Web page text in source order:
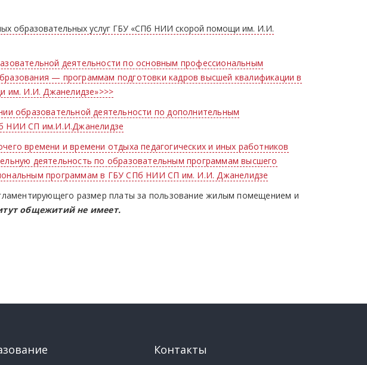
образовательных услуг ГБУ «СПб НИИ скорой помощи им. И.И.
деятельности по основным профессиональным
— программам подготовки кадров высшей квалификации в
им. И.И. Джанелидзе»>>>
образовательной деятельности по дополнительным
НИИ СП им.И.И.Джанелидзе
времени и времени отдыха педагогических и иных работников
деятельность по образовательным программам высшего
программам в ГБУ СПб НИИ СП им. И.И. Джанелидзе
размер платы за пользование жилым помещением и
общежитий не имеет.
Контакты